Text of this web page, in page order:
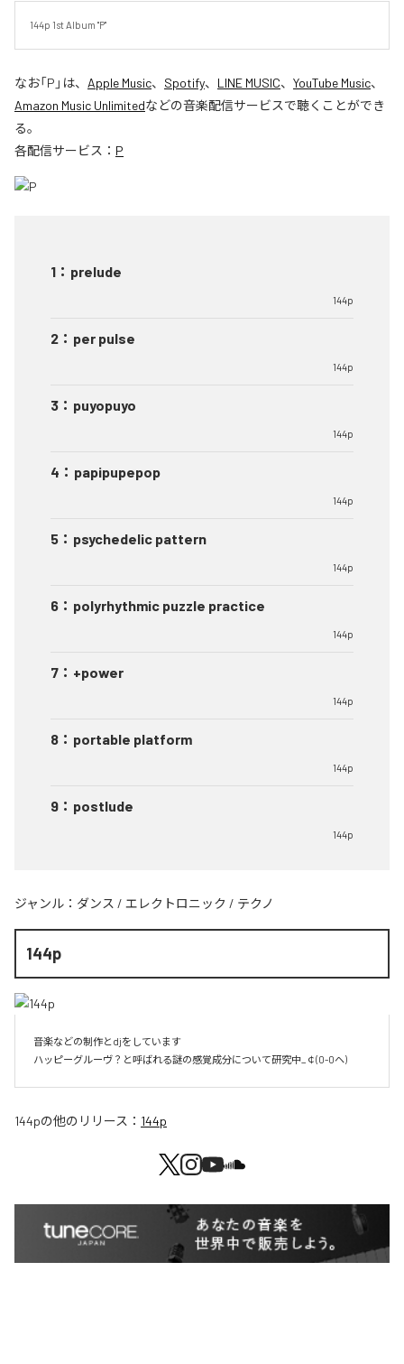
144p 1st Album "P"
なお「P 」は、 Apple Music、 Spotify、 LINE MUSIC、 YouTube Music、
Amazon Music Unlimitedなどの音楽配信サービスで聴くことができ
る。
各配信サービス： P
1 ： prelude
144p
2 ： per pulse
144p
3 ： puyopuyo
144p
4 ： papipupepop
144p
5 ： psychedelic pattern
144p
6 ： polyrhythmic puzzle practice
144p
7 ： +power
144p
8 ： portable platform
144p
9 ： postlude
144p
ジャンル： ダンス / エレクトロニック / テクノ
144p
音楽などの制作とdjをしています
ハッピーグルーヴ？と呼ばれる謎の感覚成分について研究中_￠(0-0ヘ)
144pの他のリリース： 144p